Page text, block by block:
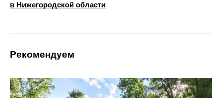
в Нижегородской области
Рекомендуем